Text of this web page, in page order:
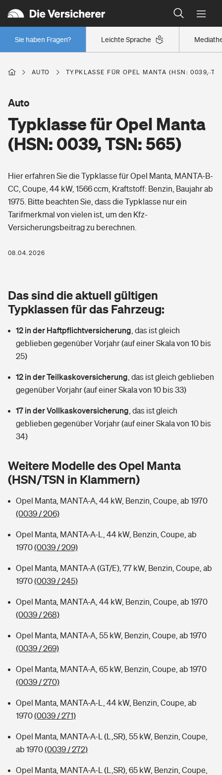
Leichte Sprache
Sie haben Fragen?
Wer versichert was: Jetzt Versicherer finden
Regionalklassen: So ist Ihre Region eingestuft
Wer versichert was: Jetzt Versicherer finden
Berufsunfähigkeitsversicherung
Erwerbsunfähigkeitsversicherung
Grundfähigkeitsversicherung
Arbeitsrechtsschutz
Berufshaftpflichtversicherung
Zur Übersicht
Tools
Wer versichert was: Jetzt Versicherer finden
Sie haben Fragen?
Wohnen
Hausratversicherung
Glasversicherung
Mietkautionsversicherung
Restkreditversicherung
Tools
Hochwasser-Check: Wie gefährdet ist Ihr Haus?
Sie haben Fragen?
Freizeit
Pri­vate Haft­pflicht­
Kinderunfall­ver­si­che­rung
Kinderinvalidität
Hundehalter-Haftpflicht
Handyversicherung
Private Cyberversicherung
Zur Übersicht
Kinderunfall-Check: Mehr Sicherheit für deine Kids
Typklassen: So ist Ihr Auto eingestuft
Sie haben Fragen?
Gesundheit
Private Krankenversicherung
Dread-Disease-Versicherung
Tierkrankenversicherung
Zur Übersicht
Tools
Wer versichert was: Jetzt Versicherer finden
Rentenrechner: Wie viel Geld bekomme ich im Alter?
AUTO TYPKLASSE FÜR OPEL MANTA (HSN: 0039,
Typklasse für Opel Manta
(HSN: 0039, TSN: 565)
Auto
Hier erfahren Sie die Typklasse für Opel Manta, MANTA-B-
CC, Coupe, 44 kW, 1566 ccm, Kraftstoff: Benzin, Baujahr ab
1975. Bitte beachten Sie, dass die Typklasse nur ein
Tarifmerkmal von vielen ist, um den Kfz-
Versicherungsbeitrag zu berechnen.
08.04.2026
Das sind die aktuell gültigen
Typklassen für das Fahrzeug:
12 in der Haftpflichtversicherung das ist gleich
geblieben gegenüber Vorjahr (auf einer Skala von 10 bis
25)
12 in der Teilkaskoversicherung das ist gleich geblieben
gegenüber Vorjahr (auf einer Skala von 10 bis 33)
17 in der Vollkaskoversicherung das ist gleich
geblieben gegenüber Vorjahr (auf einer Skala von 10 bis
34)
Weitere Modelle des Opel Manta
(HSN/TSN in Klammern)
Opel Manta, MANTA-A, 44 kW, Benzin, Coupe, ab 1970
(0039 / 206)
Opel Manta, MANTA-A-L, 44 kW, Benzin, Coupe, ab
1970(0039 / 209)
Opel Manta, MANTA-A (GT/E), 77 kW, Benzin, Coupe, ab
1970(0039 / 245)
Opel Manta, MANTA-A, 44 kW, Benzin, Coupe, ab 1970
(0039 / 268)
Opel Manta, MANTA-A, 55 kW, Benzin, Coupe, ab 1970
(0039 / 269)
Opel Manta, MANTA-A, 65 kW, Benzin, Coupe, ab 1970
(0039 / 270)
Opel Manta, MANTA-A-L, 44 kW, Benzin, Coupe, ab
1970(0039 / 271)
Opel Manta, MANTA-A-L (L,SR), 55 kW, Benzin, Coupe,
ab 1970(0039 / 272)
Opel Manta, MANTA-A-L (L,SR), 65 kW, Benzin, Coupe,